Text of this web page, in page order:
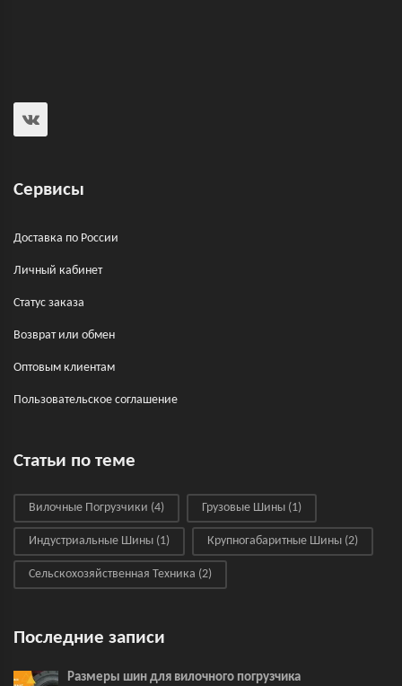
Сервисы
Доставка по России
Личный кабинет
Статус заказа
Возврат или обмен
Оптовым клиентам
Пользовательское соглашение
Статьи по теме
Вилочные Погрузчики (4) Грузовые Шины (1)
Индустриальные Шины (1) Крупногабаритные Шины (2)
Сельскохозяйственная Техника (2)
Последние записи
Размеры шин для вилочного погрузчика